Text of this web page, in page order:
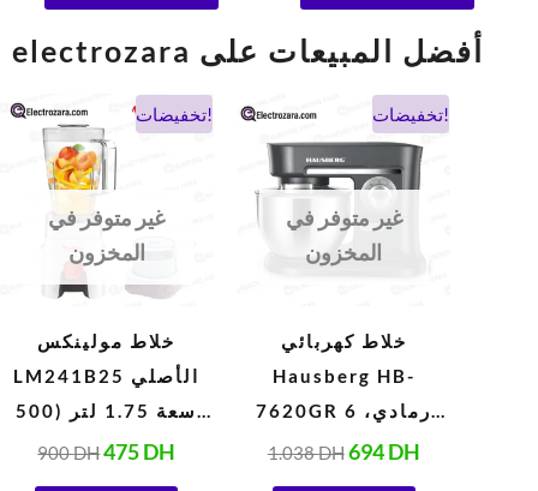
electrozara أفضل المبيعات على
تخفيضات!
غير متوفر في
المخزون
خلاط مولينكس
LM241B25 الأصلي
سعة 1.75 لتر (500
واط، 220 فولت،
900DH
السعر
الأصلي
هو:
475DH
السعر
الحالي
تخفيضات!
غير متوفر في
المخزون
خلاط كهربائي
Hausberg HB-
7620GR رمادي، 6
سرعات، 5 لترات
1.038DH
السعر
الأصلي
هو:
1.038 DH.
694DH
السعر
الحالي
هو: